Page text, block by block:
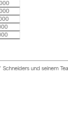
Schneiders und seinem